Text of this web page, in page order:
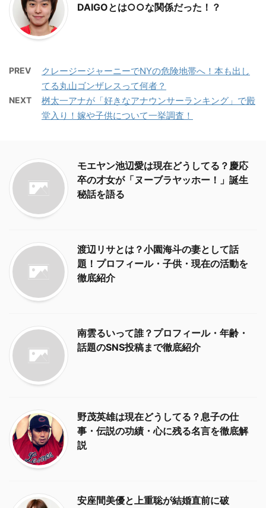
DAIGOとは○○な関係だった！？
PREV
クレージージャーニーでNYの危険地帯へ！本も出し
てる丸山ゴンザレスって何者？
NEXT
桝太一アナが「好きなアナウンサーランキング」で殿
堂入り！嫁や子供について一挙調査！
モエヤン池辺愛は現在どうしてる？慶応
卒の才女が「ヌーブラヤッホー！」誕生
秘話を語る
渡辺リサとは？小園海斗の妻として話
題！プロフィール・子供・現在の活動を
徹底紹介
南雲るいって誰？プロフィール・年齢・
話題のSNS投稿まで徹底紹介
野茂英雄は現在どうしてる？息子の仕
事・伝説の功績・心に残る名言を徹底解
説
安座間美優と上重聡が結婚直前に破